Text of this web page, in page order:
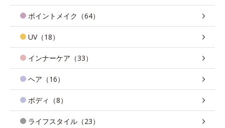
ポイントメイク（64）
UV（18）
インナーケア（33）
ヘア（16）
ボディ（8）
ライフスタイル（23）